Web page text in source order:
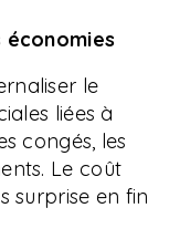
économies
le
liées à
congés, les
Le coût
surprise en fin